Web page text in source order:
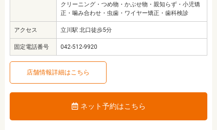
クリーニング・つめ物・かぶせ物・親知らず・小児矯
正・噛み合わせ・虫歯・ワイヤー矯正・歯科検診
アクセス 立川駅 北口徒歩5分
固定電話番号 042-512-9920
店舗情報詳細はこちら
ネット予約はこちら